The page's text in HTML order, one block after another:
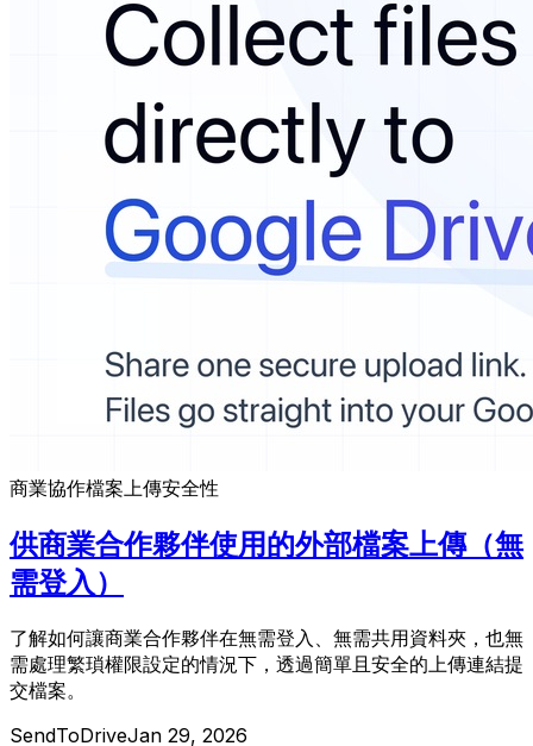
商業協作檔案上傳安全性
供商業合作夥伴使用的外部檔案上傳（無
需登入）
了解如何讓商業合作夥伴在無需登入、無需共用資料夾，也無
需處理繁瑣權限設定的情況下，透過簡單且安全的上傳連結提
交檔案。
SendToDriveJan 29, 2026